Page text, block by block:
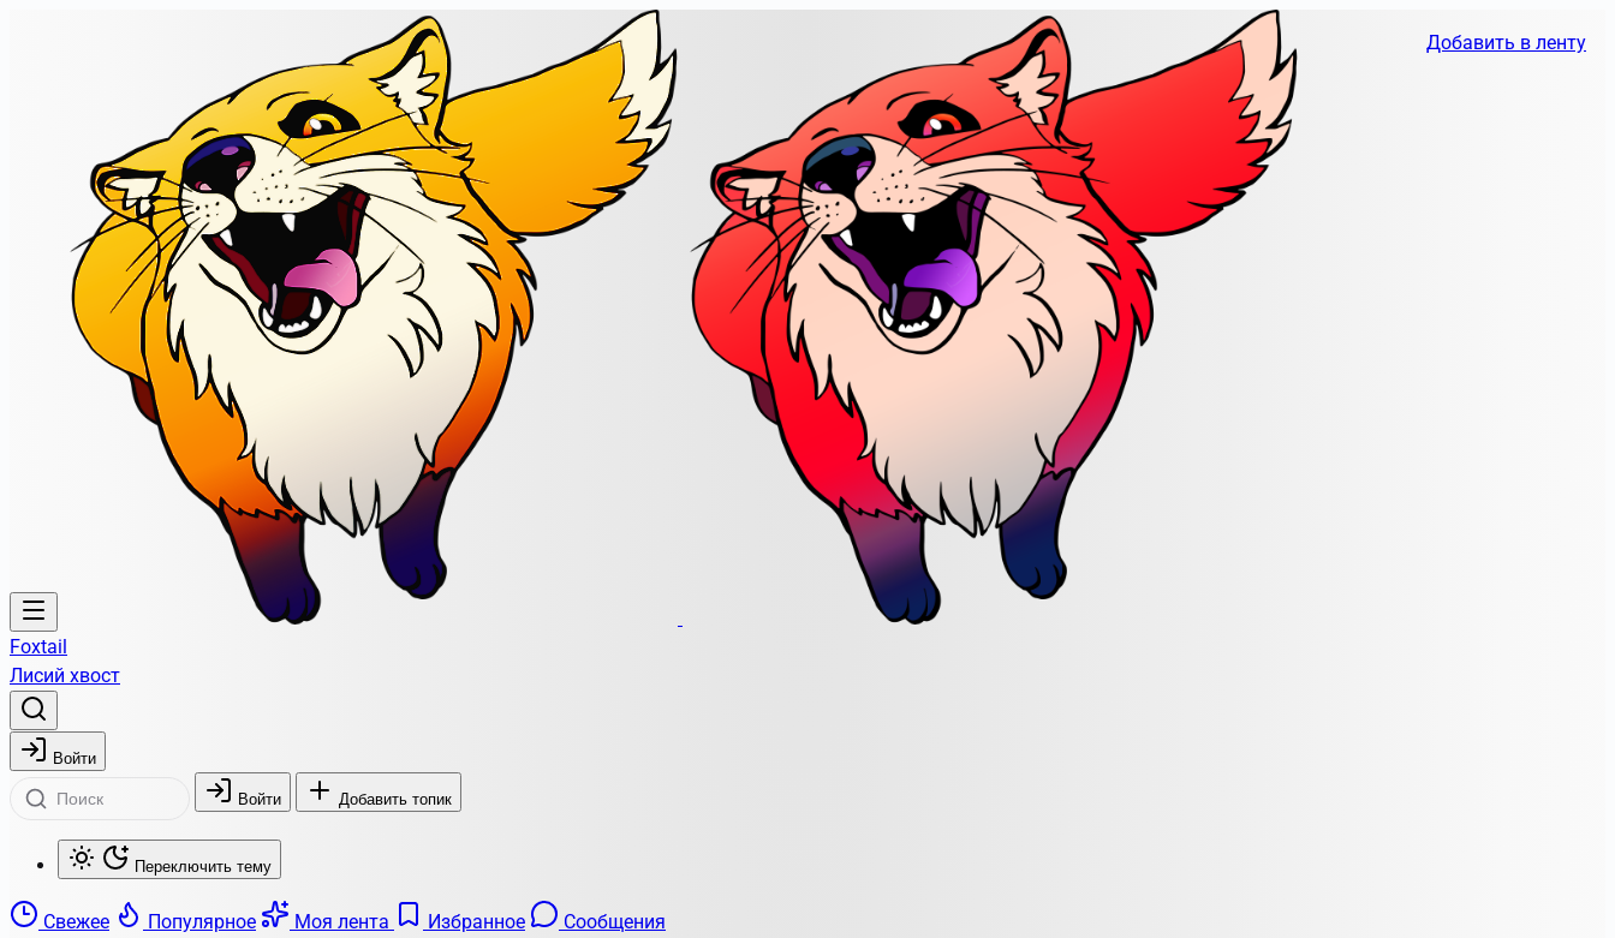
Foxtail
Лисий хвост
Войти
Войти Добавить топик
Переключить тему
Свежее Популярное Моя лента Избранное
Сообщения
Добавить в ленту